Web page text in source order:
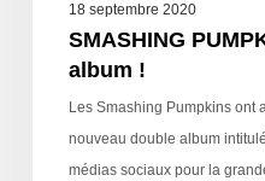
18 septembre 2020
SMASHING
album !
Les Smashing Pumpkins ont
nouveau double album
médias sociaux pour la